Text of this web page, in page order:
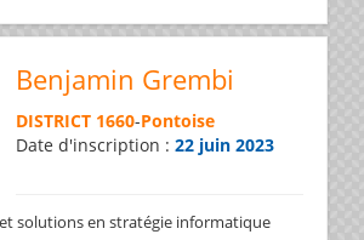
Benjamin Grembi
DISTRICT 1660-Pontoise
Date d'inscription : 22 juin 2023
solutions en stratégie informatique